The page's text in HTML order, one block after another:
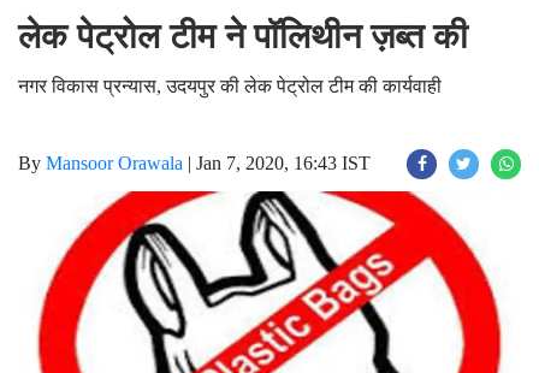
लेक पेट्रोल टीम ने पॉलिथीन ज़ब्त की
नगर विकास प्रन्यास, उदयपुर की लेक पेट्रोल टीम की कार्यवाही
By Mansoor Orawala | Jan 7, 2020, 16:43 IST